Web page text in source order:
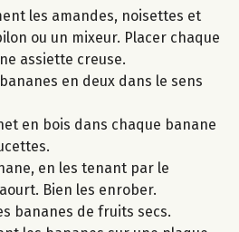
les amandes, noisettes et
ou un mixeur. Placer chaque
assiette creuse.
en deux dans le sens
en bois dans chaque banane
en les tenant par le
Bien les enrober.
bananes de fruits secs.